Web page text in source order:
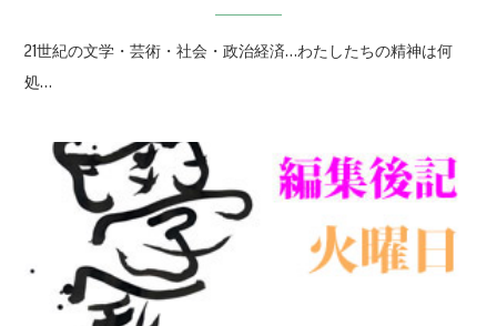
21世紀の文学・芸術・社会・政治経済…わたしたちの精神は何
処…